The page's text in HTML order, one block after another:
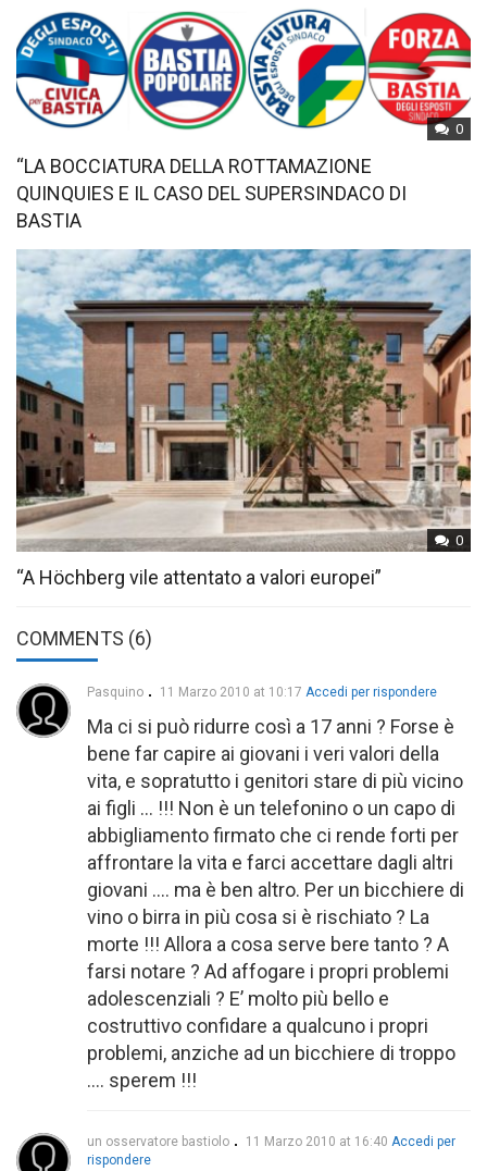
0
“LA BOCCIATURA DELLA ROTTAMAZIONE
QUINQUIES E IL CASO DEL SUPERSINDACO DI
BASTIA
0
“A Höchberg vile attentato a valori europei”
COMMENTS (6)
Pasquino 11 Marzo 2010 at 10:17 Accedi per rispondere
Ma ci si può ridurre così a 17 anni ? Forse è
bene far capire ai giovani i veri valori della
vita, e sopratutto i genitori stare di più vicino
ai figli … !!! Non è un telefonino o un capo di
abbigliamento firmato che ci rende forti per
affrontare la vita e farci accettare dagli altri
giovani …. ma è ben altro. Per un bicchiere di
vino o birra in più cosa si è rischiato ? La
morte !!! Allora a cosa serve bere tanto ? A
farsi notare ? Ad affogare i propri problemi
adolescenziali ? E’ molto più bello e
costruttivo confidare a qualcuno i propri
problemi, anziche ad un bicchiere di troppo
…. sperem !!!
un osservatore bastiolo 11 Marzo 2010 at 16:40 Accedi per
rispondere